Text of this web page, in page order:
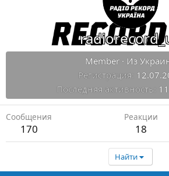
Member · Из
Регистрация
Последняя активность
Сообщения
170
Реакции
18
Найти